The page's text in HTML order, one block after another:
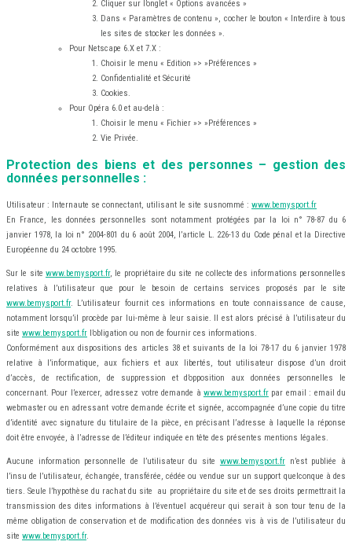
Cliquer sur l’onglet « Options avancées »
Dans « Paramètres de contenu », cocher le bouton « Interdire à tous
les sites de stocker les données ».
Pour Netscape 6.X et 7.X :
Choisir le menu « Edition »> »Préférences »
Confidentialité et Sécurité
Cookies.
Pour Opéra 6.0 et au-delà :
Choisir le menu « Fichier »> »Préférences »
Vie Privée.
Protection des biens et des personnes – gestion des
données personnelles :
Utilisateur : Internaute se connectant, utilisant le site susnommé : www.bemysport.fr
En France, les données personnelles sont notamment protégées par la loi n° 78-87 du 6
janvier 1978, la loi n° 2004-801 du 6 août 2004, l’article L. 226-13 du Code pénal et la Directive
Européenne du 24 octobre 1995.
Sur le site www.bemysport.fr, le propriétaire du site ne collecte des informations personnelles
relatives à l’utilisateur que pour le besoin de certains services proposés par le site
www.bemysport.fr. L’utilisateur fournit ces informations en toute connaissance de cause,
notamment lorsqu’il procède par lui-même à leur saisie. Il est alors précisé à l’utilisateur du
site www.bemysport.fr l’obligation ou non de fournir ces informations.
Conformément aux dispositions des articles 38 et suivants de la loi 78-17 du 6 janvier 1978
relative à l’informatique, aux fichiers et aux libertés, tout utilisateur dispose d’un droit
d’accès, de rectification, de suppression et d’opposition aux données personnelles le
concernant. Pour l’exercer, adressez votre demande à www.bemysport.frpar email : email du
webmaster ou en adressant votre demande écrite et signée, accompagnée d’une copie du titre
d’identité avec signature du titulaire de la pièce, en précisant l’adresse à laquelle la réponse
doit être envoyée, à l’adresse de l’éditeur indiquée en tête des présentes mentions légales.
Aucune information personnelle de l’utilisateur du site www.bemysport.frn’est publiée à
l’insu de l’utilisateur, échangée, transférée, cédée ou vendue sur un support quelconque à des
tiers. Seule l’hypothèse du rachat du site au propriétaire du site et de ses droits permettrait la
transmission des dites informations à l’éventuel acquéreur qui serait à son tour tenu de la
même obligation de conservation et de modification des données vis à vis de l’utilisateur du
site www.bemysport.fr.